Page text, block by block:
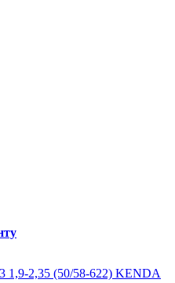
1,9-2,35 (50/58-622) KENDA